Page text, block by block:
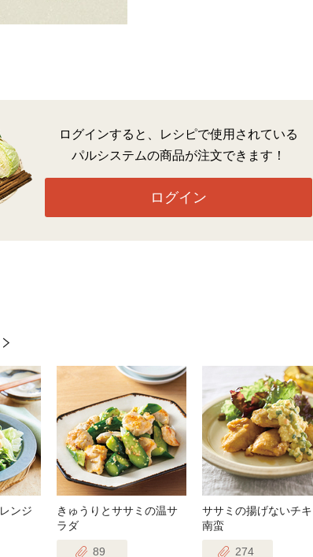
ログインすると、レシピで使用されている
パルシステムの商品が注文できます！
ログイン
ンジ
きゅうりとササミの温サ
ラダ
89
ササミの揚げないチ
南蛮
274